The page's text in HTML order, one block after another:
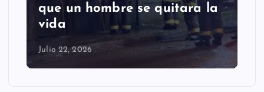
que un hombre se quitara la
vida
Julio 22, 2026